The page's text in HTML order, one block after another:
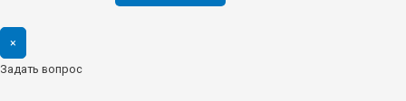
×
Задать вопрос